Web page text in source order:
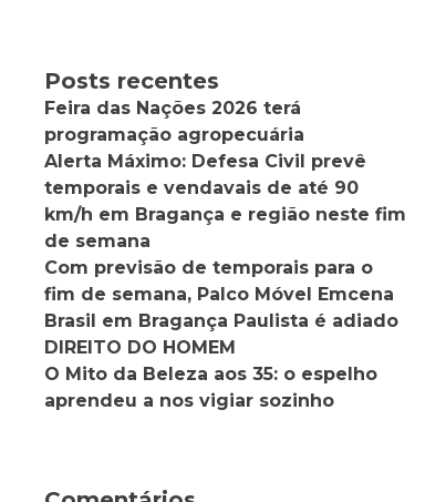
Posts recentes
Feira das Nações 2026 terá
programação agropecuária
Alerta Máximo: Defesa Civil prevê
temporais e vendavais de até 90
km/h em Bragança e região neste fim
de semana
Com previsão de temporais para o
fim de semana, Palco Móvel Emcena
Brasil em Bragança Paulista é adiado
DIREITO DO HOMEM
O Mito da Beleza aos 35: o espelho
aprendeu a nos vigiar sozinho